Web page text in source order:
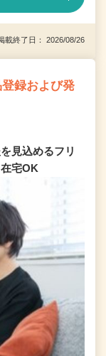
終了日： 2026/08/26
録および発
見込めるフリ
宅OK